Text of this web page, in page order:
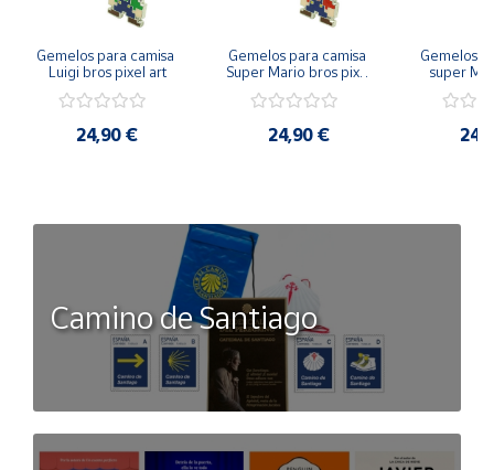
Gemelos para camisa
Luigi bros pixel art
24,90 €
Gemelos para camisa
Super Mario bros pixel
24,90 €
Gemelos
super
Camino de Santiago